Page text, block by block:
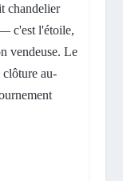
chandelier
c'est l'étoile,
vendeuse. Le
au-